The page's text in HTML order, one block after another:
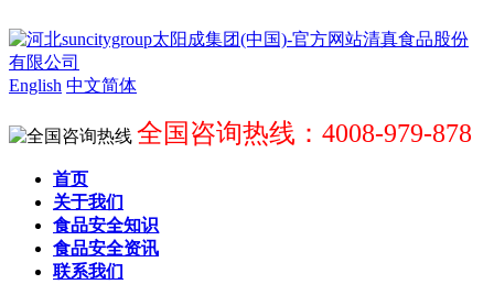
English 中文简体
全国咨询热线：4008-979-878
首页
关于我们
食品安全知识
食品安全资讯
联系我们